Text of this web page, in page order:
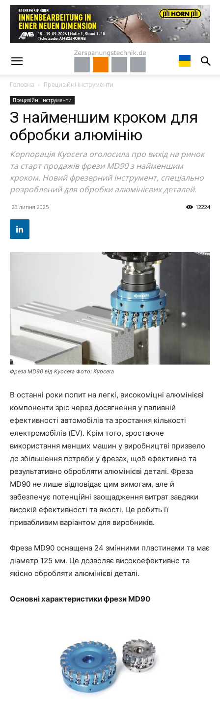
Головна Прецизійні інструменти
Прецизійні інструменти
З найменшим кроком для
обробки алюмінію
Корпорація Kyocera оголосила про вихід на ринок
та старт продажів фрези MD90 з найменшим
кроком. Новий фрезерний інструмент, спеціально
розроблений для обробки алюмінієвих деталей.
23 липня 2025 12224
Фреза MD90 від Kyocera Фото: Kyocera
В останні роки попит на легкі, високоміцні алюмінієві
компоненти зріс через досягнення у паливній
ефективності автомобілів та зростання кількості
електромобілів (EV). Крім того, зростаюче
використання менших машин у виробництві призвело
до збільшення потреби у фрезах, щоб ефективно та
результативно обробляти алюмінієві деталі. Фреза
MD90 не лише відповідає цим вимогам, але й
забезпечує потенційні заощадження витрат завдяки
високій ефективності та якості. Це робить її
привабливим варіантом для виробників.
Фреза MD90 оснащена 24 змінними пластинами та має
діаметр 125 мм. Це дозволяє високоефективно та
якісно обробляти алюмінієві деталі.
Основні характеристики фрези MD90